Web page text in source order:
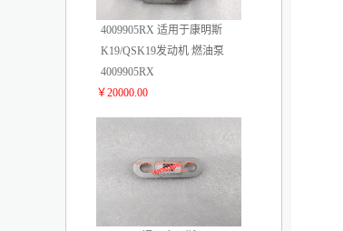
4009905RX 适用于康明斯
K19/QSK19发动机 燃油泵
4009905RX
￥20000.00